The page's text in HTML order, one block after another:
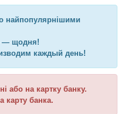
найпопулярнішими
— щодня!
каждый день!
або на картку банку.
карту банка.